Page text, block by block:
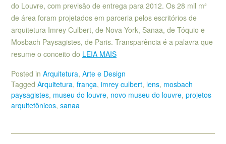
do Louvre, com previsão de entrega para 2012. Os 28 mil m²
de área foram projetados em parceria pelos escritórios de
arquitetura Imrey Culbert, de Nova York, Sanaa, de Tóquio e
Mosbach Paysagistes, de Paris. Transparência é a palavra que
resume o conceito do LEIA MAIS
Posted in Arquitetura, Arte e Design
Tagged Arquitetura, frança, imrey culbert, lens, mosbach
paysagistes, museu do louvre, novo museu do louvre, projetos
arquitetônicos, sanaa